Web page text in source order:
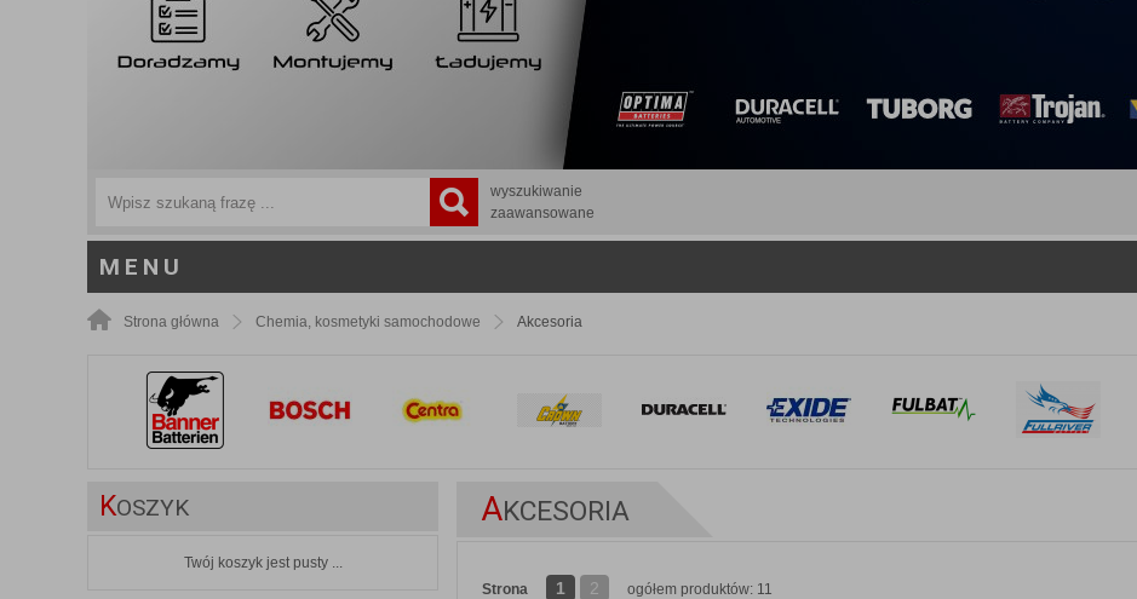
wyszukiwanie
zaawansowane
MENU
Strona główna Chemia, kosmetyki samochodowe Akcesoria
KOSZYK
Twój koszyk jest pusty ...
AKCESORIA
Strona 1 2 ogółem produktów: 11